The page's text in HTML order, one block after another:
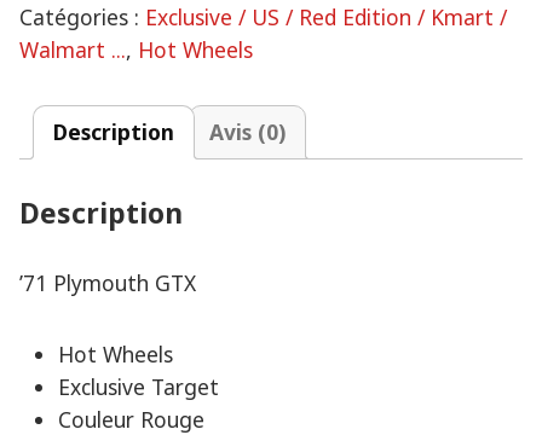
Catégories : Exclusive / US / Red Edition / Kmart /
Walmart ..., Hot Wheels
Description Avis (0)
Description
’71 Plymouth GTX
Hot Wheels
Exclusive Target
Couleur Rouge